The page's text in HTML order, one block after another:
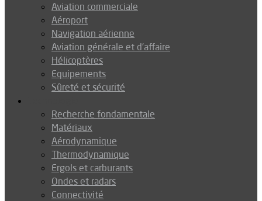
Aviation commerciale
Aéroport
Navigation aérienne
Aviation générale et d’affaire
Hélicoptères
Equipements
Sûreté et sécurité
Recherche fondamentale
Matériaux
Aérodynamique
Thermodynamique
Ergols et carburants
Ondes et radars
Connectivité